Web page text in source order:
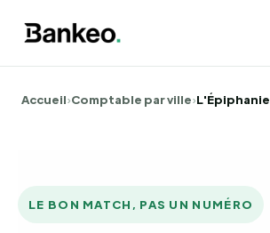
Accueil›Comptable par ville›L'Épiphanie
LE BON MATCH, PAS UN NUMÉRO